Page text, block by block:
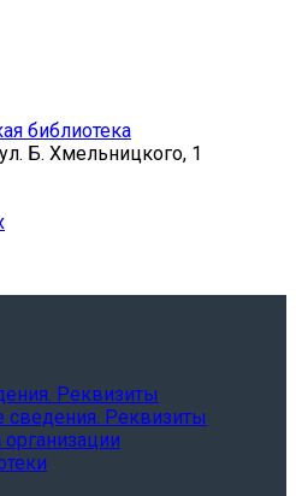
библиотека
Б. Хмельницкого, 1
Реквизиты
Реквизиты
организации